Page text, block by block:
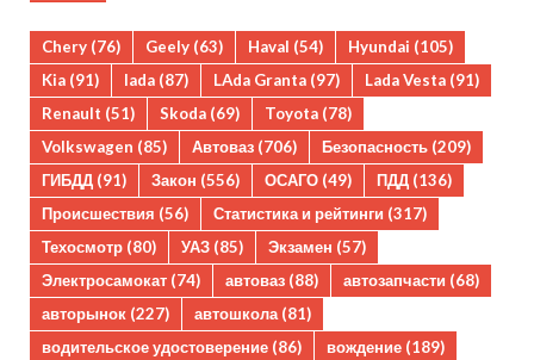
Chery (76) Geely (63) Haval (54) Hyundai (105)
Kia (91) lada (87) LAda Granta (97) Lada Vesta (91)
Renault (51) Skoda (69) Toyota (78)
Volkswagen (85) Автоваз (706) Безопасность (209)
ГИБДД (91) Закон (556) ОСАГО (49) ПДД (136)
Происшествия (56) Статистика и рейтинги (317)
Техосмотр (80) УАЗ (85) Экзамен (57)
Электросамокат (74) автоваз (88) автозапчасти (68)
авторынок (227) автошкола(81)
водительское удостоверение (86) вождение (189)